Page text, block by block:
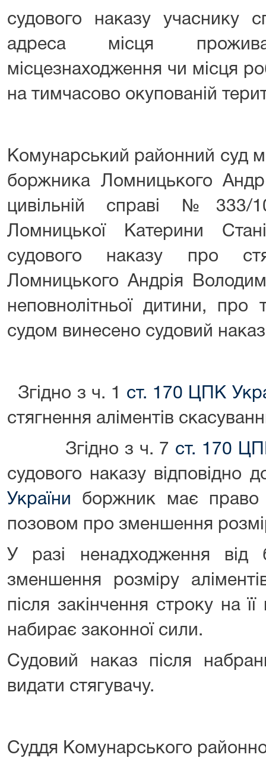
судового наказу учаснику
адреса місця
місцезнаходження чи місця
на тимчасово окупованій
Комунарський районний суд
боржника Ломницького
цивільній справі
Ломницької Катерини
судового наказу про
Ломницького Андрія
неповнолітньої дитини,
судом винесено судовий
Згідно з ч. 1 ст. 170 ЦПК
стягнення аліментів
Згідно з ч. 7 ст. 170
судового наказу
України боржник має право
позовом про зменшення
У разі ненадходження від
зменшення розміру
після закінчення строку на
набирає законної сили.
Судовий наказ після
видати стягувачу.
Суддя Комунарського